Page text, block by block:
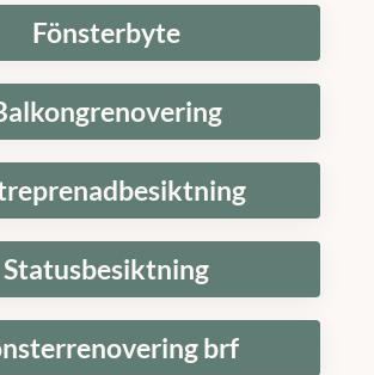
Fönsterbyte
Statusbesiktning
brf